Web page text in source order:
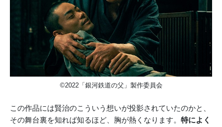
©2022「銀河鉄道の父」製作委員会
この作品には賢治のこういう想いが投影されていたのかと、
その舞台裏を知れば知るほど、胸が熱くなります。 特によく